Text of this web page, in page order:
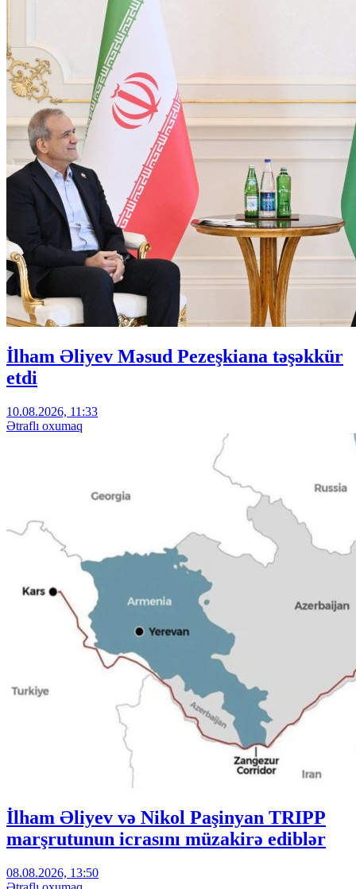
İlham Əliyev Məsud Pezeşkiana təşəkkür
etdi
10.08.2026, 11:33
Ətraflı oxumaq
İlham Əliyev və Nikol Paşinyan TRIPP
marşrutunun icrasını müzakirə ediblər
08.08.2026, 13:50